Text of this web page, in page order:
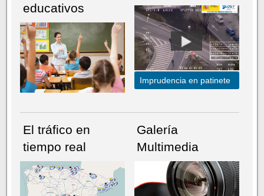
educativos
Imprudencia en patinete
El tráfico en
tiempo real
Galería
Multimedia